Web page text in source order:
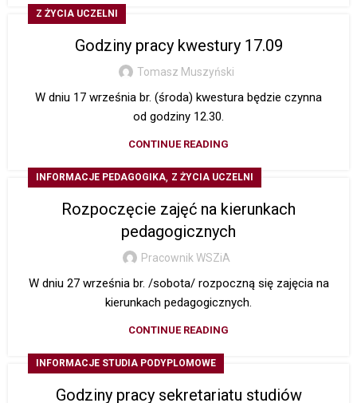
Z ŻYCIA UCZELNI
Godziny pracy kwestury 17.09
Tomasz Muszyński
W dniu 17 września br. (środa) kwestura będzie czynna
od godziny 12.30.
CONTINUE READING
INFORMACJE PEDAGOGIKA, Z ŻYCIA UCZELNI
Rozpoczęcie zajęć na kierunkach
pedagogicznych
Pracownik WSZiA
W dniu 27 września br. /sobota/ rozpoczną się zajęcia na
kierunkach pedagogicznych.
CONTINUE READING
INFORMACJE STUDIA PODYPLOMOWE
Godziny pracy sekretariatu studiów